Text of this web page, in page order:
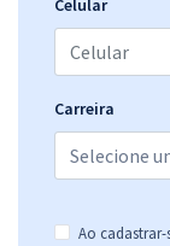
TRF 5ª Região -
Celular
Carreira
Ao